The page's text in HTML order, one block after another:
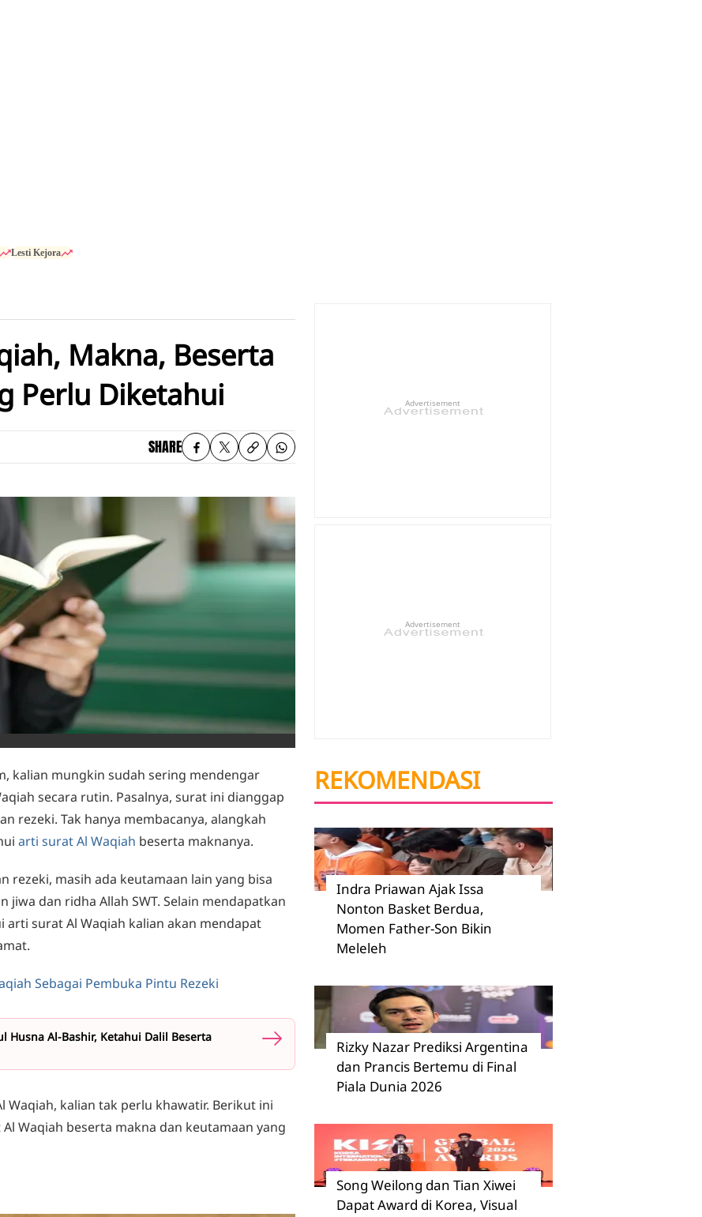
Lesti Kejora
Makna, Beserta
Perlu Diketahui
SHARE
kalian mungkin sudah sering mendengar
secara rutin. Pasalnya, surat ini dianggap
rezeki. Tak hanya membacanya, alangkah
arti surat Al Waqiah beserta maknanya.
rezeki, masih ada keutamaan lain yang bisa
dan ridha Allah SWT. Selain mendapatkan
surat Al Waqiah kalian akan mendapat
Sebagai Pembuka Pintu Rezeki
Husna Al-Bashir, Ketahui Dalil Beserta
kalian tak perlu khawatir. Berikut ini
Waqiah beserta makna dan keutamaan yang
Advertisement
Advertisement
REKOMENDASI
Indra Priawan Ajak Issa
Nonton Basket Berdua,
Momen Father-Son Bikin
Meleleh
Rizky Nazar Prediksi Argentina
dan Prancis Bertemu di Final
Piala Dunia 2026
Song Weilong dan Tian Xiwei
Dapat Award di Korea, Visual